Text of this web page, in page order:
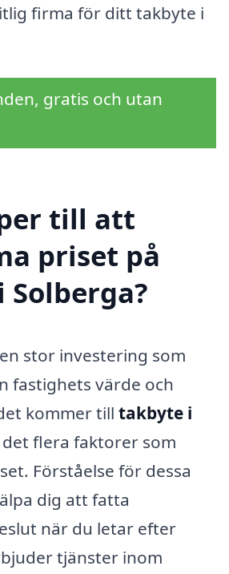
firma för ditt takbyte i
gratis och utan
till att
priset på
stor investering som
fastighets värde och
kommer till takbyte i
flera faktorer som
Förståelse för dessa
dig att fatta
när du letar efter
tjänster inom